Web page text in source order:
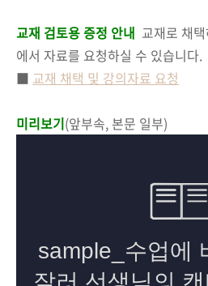
교재 검토용 증정 안내 교재로 채
에서 자료를 요청하실 수 있습니다.
■ 교재 채택 및 강의자료 요청
미리보기(앞부속, 본문 일부)